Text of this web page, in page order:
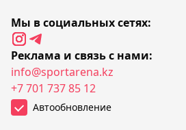
Мы в социальных сетях:
Реклама и связь с нами:
info@sportarena.kz
+7 701 737 85 12
Автообновление